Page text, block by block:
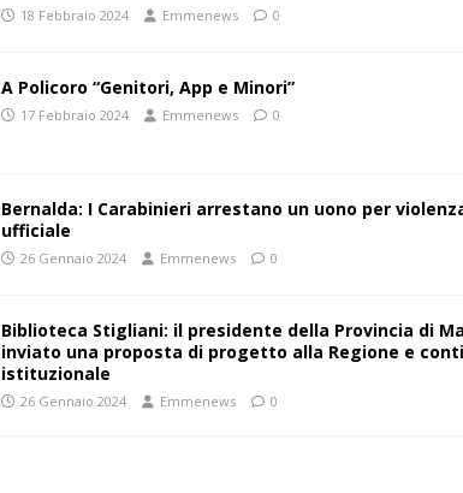
18 Febbraio 2024 Emmenews 0
A Policoro “Genitori, App e Minori”
17 Febbraio 2024 Emmenews 0
Bernalda: I Carabinieri arrestano un uono per
ufficiale
26 Gennaio 2024 Emmenews 0
Biblioteca Stigliani: il presidente della Provincia di
inviato una proposta di progetto alla Regione e
istituzionale
26 Gennaio 2024 Emmenews 0